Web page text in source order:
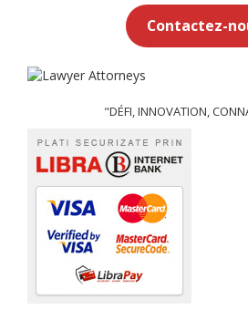
Contactez-
"DÉFI, INNOVATION,